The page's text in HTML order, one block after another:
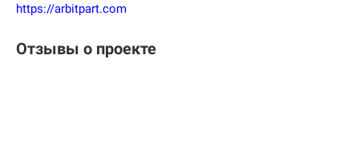
https://arbitpart.com
Отзывы о проекте